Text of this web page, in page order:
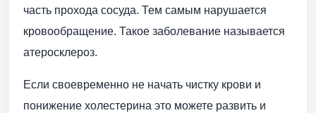
часть прохода сосуда. Тем самым нарушается
кровообращение. Такое заболевание называется
атеросклероз.
Если своевременно не начать чистку крови и
понижение холестерина это можете развить и